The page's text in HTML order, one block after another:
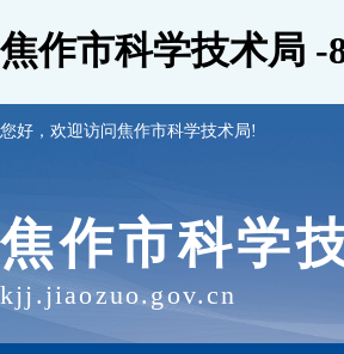
焦作市科学技术局 -
您好，欢迎访问焦作市科学技术局!
焦作市科学
kjj.jiaozuo.gov.cn